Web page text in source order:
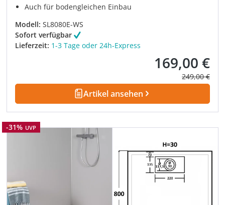
Auch für bodengleichen Einbau
Modell: SL8080E-WS
Sofort verfügbar
Lieferzeit: 1-3 Tage oder 24h-Express
Verkaufspreis:
169,00 €
Regulärer
249,00 €
Artikel ansehen
Rabatt
-31% UVP